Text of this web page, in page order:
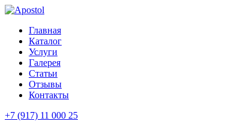
Главная
Каталог
Услуги
Галерея
Статьи
Отзывы
Контакты
+7 (917) 11 000 25